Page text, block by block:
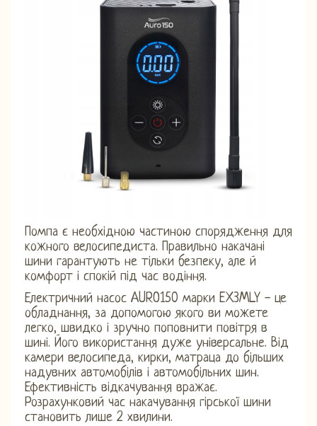
Помпа є необхідною частиною спорядження для
кожного велосипедиста. Правильно накачані
шини гарантують не тільки безпеку, але й
комфорт і спокій під час водіння.
Електричний насос AURO150 марки EX3MLY - це
обладнання, за допомогою якого ви можете
легко, швидко і зручно поповнити повітря в
шині. Його використання дуже універсальне. Від
камери велосипеда, кирки, матраца до більших
надувних автомобілів і автомобільних шин.
Ефективність відкачування вражає.
Розрахунковий час накачування гірської шини
становить лише 2 хвилини.